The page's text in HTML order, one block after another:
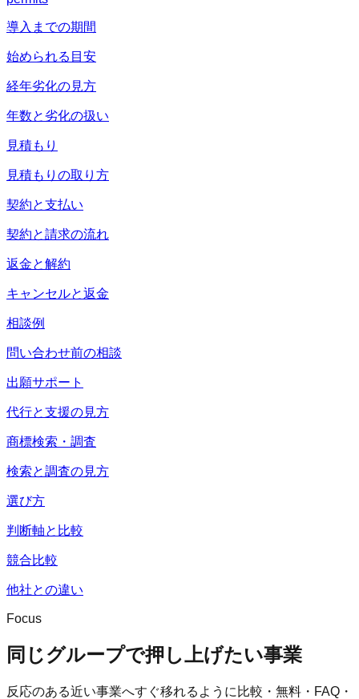
導入までの期間
始められる目安
経年劣化の見方
年数と劣化の扱い
見積もり
見積もりの取り方
契約と支払い
契約と請求の流れ
返金と解約
キャンセルと返金
相談例
問い合わせ前の相談
出願サポート
代行と支援の見方
商標検索・調査
検索と調査の見方
選び方
判断軸と比較
競合比較
他社との違い
Focus
同じグループで押し上げたい事業
反応のある近い事業へすぐ移れるように比較・無料・FAQ・